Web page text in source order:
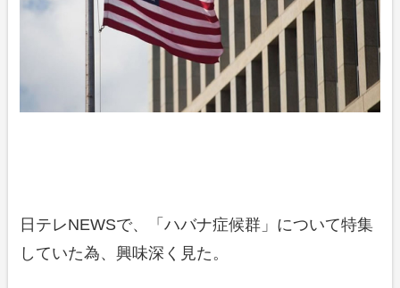
日テレNEWSで、「ハバナ症候群」について特集
していた為、興味深く見た。